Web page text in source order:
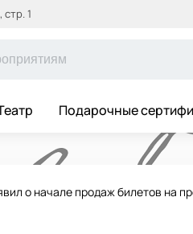
1
Подарочные
о начале продаж билетов на